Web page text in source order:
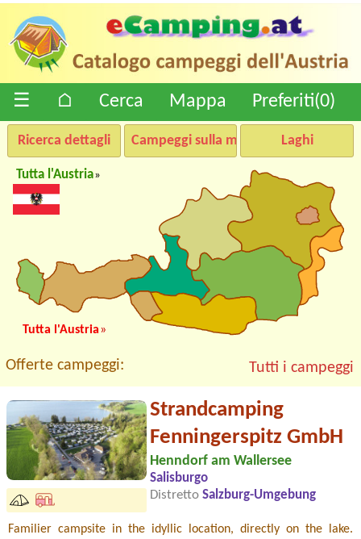
☰ ⌂ Cerca Mappa Preferiti(0)
Ricerca dettagli Campeggi sulla mappa Laghi
Tutta l'Austria»
Tutta l'Austria»
Offerte campeggi: Tutti i campeggi
Strandcamping
Fenningerspitz GmbH
Henndorf am Wallersee
Salisburgo
Distretto Salzburg-Umgebung
Familier campsite in the idyllic location, directly on the lake.